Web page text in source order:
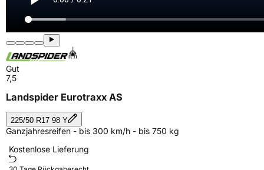
Gut
7,5
Landspider Eurotraxx AS
225/50 R17 98 Y
Ganzjahresreifen - bis 300 km/h - bis 750 kg
Kostenlose Lieferung